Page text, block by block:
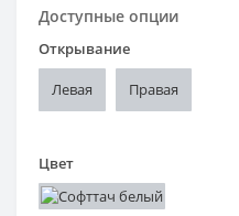
Доступные опции
Открывание
Левая Правая
Цвет